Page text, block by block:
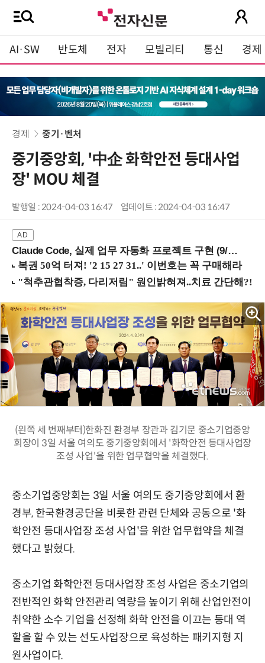
AI·SW 반도체 전자 모빌리티 통신 경제
경제 중기·벤처
중기중앙회, '中企 화학안전 등대사업
장' MOU 체결
발행일 : 2024-04-03 16:47 업데이트 : 2024-04-03 16:47
Claude Code, 실제 업무 자동화 프로젝트 구현 (9/16 ~17 강남역)
(왼쪽 세 번째부터)한화진 환경부 장관과 김기문 중소기업중앙
회장이 3일 서울 여의도 중기중앙회에서 '화학안전 등대사업장
조성 사업'을 위한 업무협약을 체결했다.
중소기업중앙회는 3일 서울 여의도 중기중앙회에서 환
경부, 한국환경공단을 비롯한 관련 단체와 공동으로 '화
학안전 등대사업장 조성 사업'을 위한 업무협약을 체결
했다고 밝혔다.
중소기업 화학안전 등대사업장 조성 사업은 중소기업의
전반적인 화학 안전관리 역량을 높이기 위해 산업안전이
취약한 소수 기업을 선정해 화학 안전을 이끄는 등대 역
할을 할 수 있는 선도사업장으로 육성하는 패키지형 지
원사업이다.